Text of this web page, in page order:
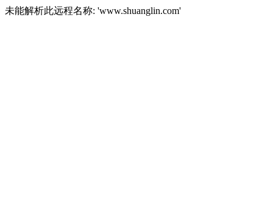
未能解析此远程名称: 'www.shuanglin.com'